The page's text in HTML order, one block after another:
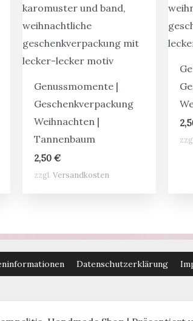
Genussmomente |
Geschenkverpackung
Weihnachten |
Tannenbaum
2,50€
zzgl.Versandkosten
Datenschutzerklärung